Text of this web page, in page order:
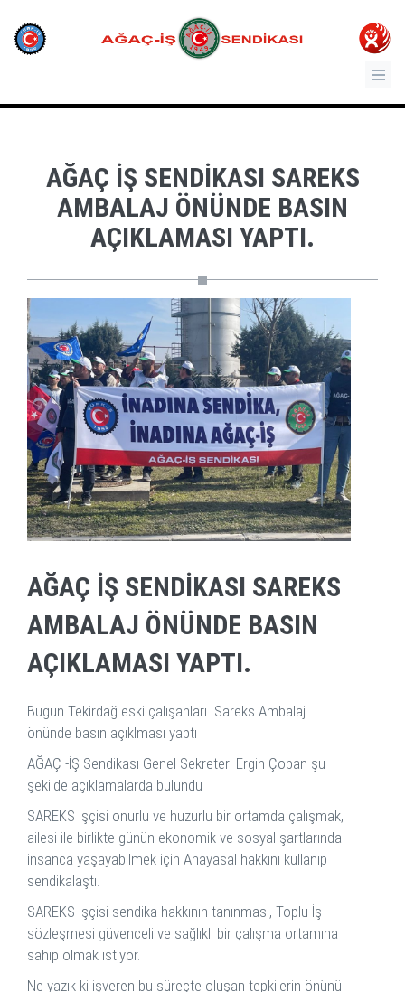
AĞAÇ İŞ SENDIKASI SAREKS
AMBALAJ ÖNÜNDE BASIN
AÇIKLAMASI YAPTI.
AĞAÇ İŞ SENDIKASI SAREKS
AMBALAJ ÖNÜNDE BASIN
AÇIKLAMASI YAPTI.
Bugun Tekirdağ eski çalışanları Sareks Ambalaj
önünde basın açıklması yaptı
AĞAÇ -İŞ Sendikası Genel Sekreteri Ergin Çoban şu
şekilde açıklamalarda bulundu
SAREKS işçisi onurlu ve huzurlu bir ortamda çalışmak,
ailesi ile birlikte günün ekonomik ve sosyal şartlarında
insanca yaşayabilmek için Anayasal hakkını kullanıp
sendikalaştı.
SAREKS işçisi sendika hakkının tanınması, Toplu İş
sözleşmesi güvenceli ve sağlıklı bir çalışma ortamına
sahip olmak istiyor.
Ne yazık ki işveren bu süreçte oluşan tepkilerin önünü